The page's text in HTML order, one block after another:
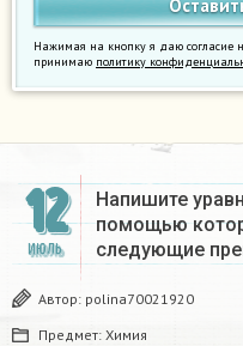
Нажимая на кнопку я даю согласие
принимаю политику
12
ИЮЛЬ
Напишите
помощью
следующие
Автор: polina70021920
Предмет: Химия